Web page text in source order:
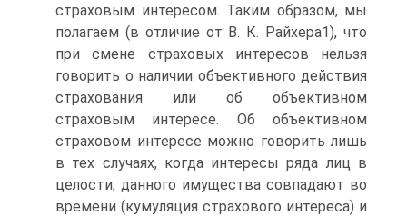
страховым интересом. Таким образом, мы
полагаем (в отличие от В. К. Райхера1), что
при смене страховых интересов нельзя
говорить о наличии объективного действия
страхования или об объективном
страховым интересе. Об объективном
страховом интересе можно говорить лишь
в тех случаях, когда интересы ряда лиц в
целости, данного имущества совпадают во
времени (кумуляция страхового интереса) и